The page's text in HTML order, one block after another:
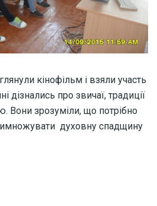
кінофільм і взяли участь
дізнались про звичаї, традиції
Вони зрозуміли, що потрібно
духовну спадщину